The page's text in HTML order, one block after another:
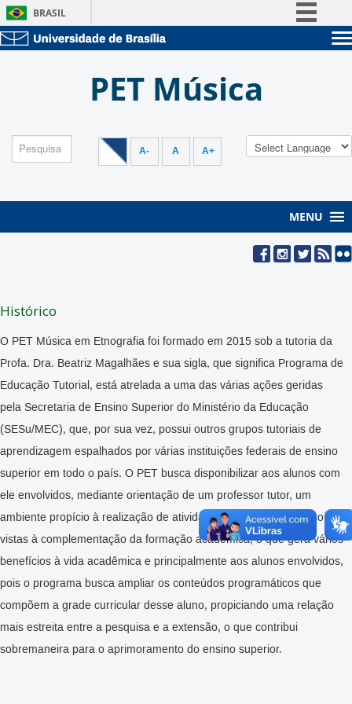
BRASIL
Participe
Legislação Administração
Servidor
PET Música
A- A A+
MENU
Histórico
O PET Música em Etnografia foi formado em 2015 sob a tutoria da
Profa. Dra. Beatriz Magalhães e sua sigla, que significa Programa de
Educação Tutorial, está atrelada a uma das várias ações geridas
pela Secretaria de Ensino Superior do Ministério da Educação
(SESu/MEC), que, por sua vez, possui outros grupos tutoriais de
aprendizagem espalhados por várias instituições federais de ensino
superior em todo o país. O PET busca disponibilizar aos alunos com
ele envolvidos, mediante orientação de um professor tutor, um
ambiente propício à realização de atividades extracurriculares com
vistas à complementação da formação acadêmica, o que gera vários
benefícios à vida acadêmica e principalmente aos alunos envolvidos,
pois o programa busca ampliar os conteúdos programáticos que
compõem a grade curricular desse aluno, propiciando uma relação
mais estreita entre a pesquisa e a extensão, o que contribui
sobremaneira para o aprimoramento do ensino superior.